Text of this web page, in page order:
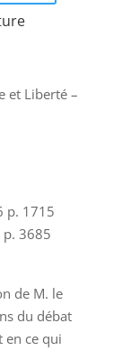
et Liberté –
p. 1715
p. 3685
de M. le
du débat
en ce qui